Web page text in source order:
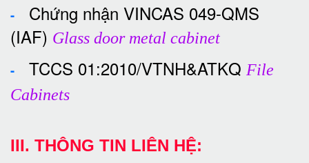
-
Chứng nhận VINCAS 049-QMS
(IAF) Glass door metal cabinet
- TCCS 01:2010/VTNH&ATKQ File
Cabinets
III. THÔNG TIN LIÊN HỆ: